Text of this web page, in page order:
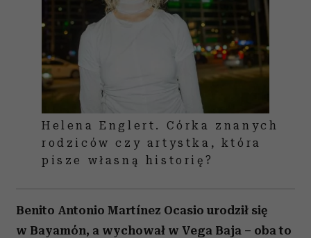
Partnerzy mogą połączyć te informacje z innymi danymi
otrzymanymi od Ciebie lub uzyskanymi podczas
korzystania z ich usług.
Helena Englert. Córka znanych
rodziców czy artystka, która
pisze własną historię?
Benito Antonio Martínez Ocasio urodził się
w Bayamón, a wychował w Vega Baja – oba to